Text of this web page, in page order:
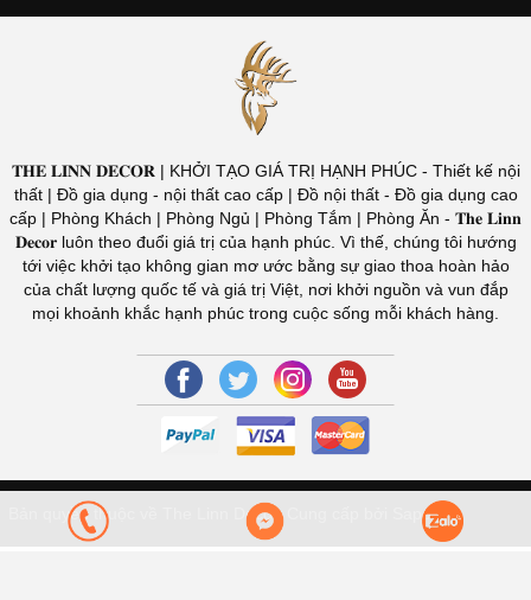
𝐓𝐇𝐄 𝐋𝐈𝐍𝐍 𝐃𝐄𝐂𝐎𝐑 | KHỞI TẠO GIÁ TRỊ HẠNH PHÚC - Thiết kế nội
thất | Đồ gia dụng - nội thất cao cấp | Đồ nội thất - Đồ gia dụng cao
cấp | Phòng Khách | Phòng Ngủ | Phòng Tắm | Phòng Ăn - 𝐓𝐡𝐞 𝐋𝐢𝐧𝐧
𝐃𝐞𝐜𝐨𝐫 luôn theo đuổi giá trị của hạnh phúc. Vì thế, chúng tôi hướng
tới việc khởi tạo không gian mơ ước bằng sự giao thoa hoàn hảo
của chất lượng quốc tế và giá trị Việt, nơi khởi nguồn và vun đắp
mọi khoảnh khắc hạnh phúc trong cuộc sống mỗi khách hàng.
Bản quyền thuộc về The Linn Decor. Cung cấp bởi Sapo